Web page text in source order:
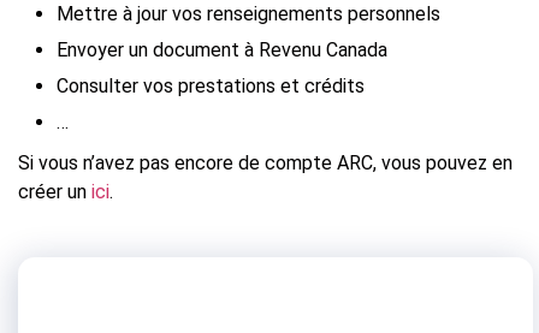
Mettre à jour vos renseignements personnels
Envoyer un document à Revenu Canada
Consulter vos prestations et crédits
…
Si vous n’avez pas encore de compte ARC, vous pouvez en
créer un ici.